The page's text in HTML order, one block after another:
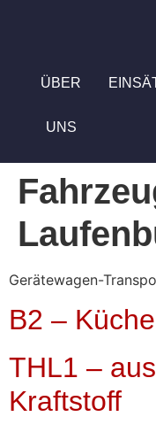
ÜBER
UNS
Gerätewagen-
B2 –
THL1 –
Kraftstoff